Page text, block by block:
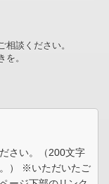
談ください。
。
さい。（200文字
） ※いただいたご